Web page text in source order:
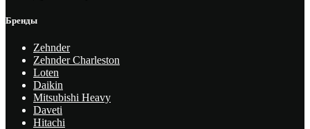
Бренды
Zehnder
Zehnder Charleston
Loten
Daikin
Mitsubishi Heavy
Daveti
Hitachi